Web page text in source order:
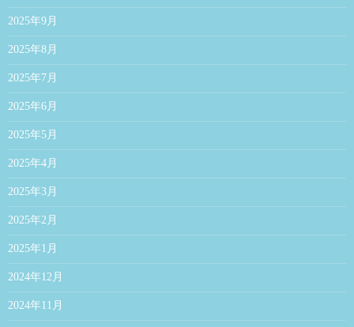
2025年9月
2025年8月
2025年7月
2025年6月
2025年5月
2025年4月
2025年3月
2025年2月
2025年1月
2024年12月
2024年11月